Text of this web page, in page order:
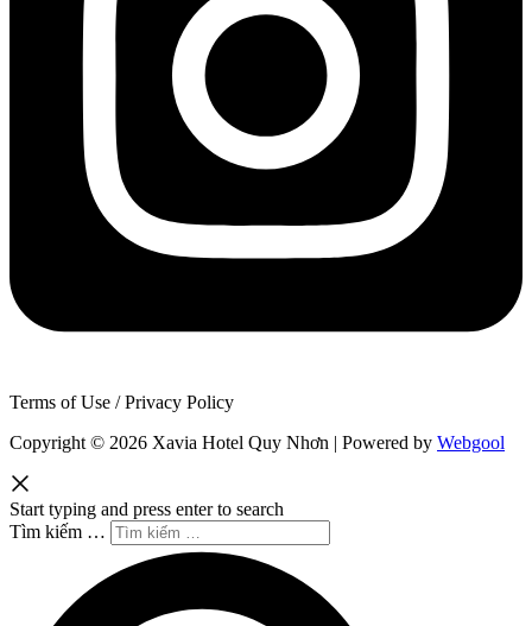
Terms of Use / Privacy Policy
Copyright © 2026 Xavia Hotel Quy Nhơn | Powered by Webgool
Start typing and press enter to search
Tìm kiếm …